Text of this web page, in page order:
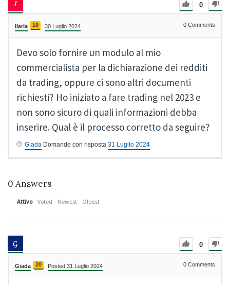
0
Ilaria 10 30 Luglio 2024 0 Comments
Devo solo fornire un modulo al mio
commercialista per la dichiarazione dei redditi
da trading, oppure ci sono altri documenti
richiesti? Ho iniziato a fare trading nel 2023 e
non sono sicuro di quali informazioni debba
inserire. Qual è il processo corretto da seguire?
Giada Domande con risposta 31 Luglio 2024
0 Answers
Attivo Voted Newest Oldest
0
Giada 20 Posted 31 Luglio 2024 0 Comments